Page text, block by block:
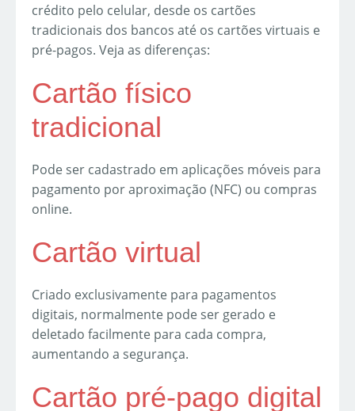
crédito pelo celular, desde os cartões
tradicionais dos bancos até os cartões virtuais e
pré-pagos. Veja as diferenças:
Cartão físico
tradicional
Pode ser cadastrado em aplicações móveis para
pagamento por aproximação (NFC) ou compras
online.
Cartão virtual
Criado exclusivamente para pagamentos
digitais, normalmente pode ser gerado e
deletado facilmente para cada compra,
aumentando a segurança.
Cartão pré-pago digital